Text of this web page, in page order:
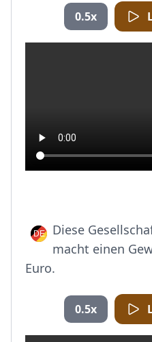
0.5x
Diese
macht einen
Euro.
0.5x